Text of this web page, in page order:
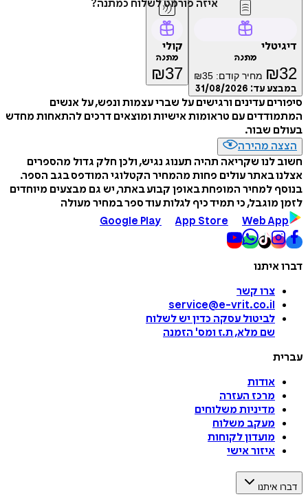
איזה פורמט לשלוח כמתנה?
דיגיטלי
מתנה
₪32 מחיר קודם: ₪35
במבצע עד: 31/08/2026
קולי
מתנה
₪37
סיפורים עדינים ורגישים על שברי עצמות ונפש, על אנשים
המתמודדים עם טראומות אישיות ומוצאים דרכים להתאחות מחדש
בעולם שבור.
הצצה מהירה
חשוב לנו שקריאה תהיה תענוג נגיש, ולכן חלק גדול מהספרים
אצלנו באתר עולים פחות מהמחיר הקטלוגי המודפס בגב הספר.
בנוסף למחיר המופחת באופן קבוע באתר, יש גם מבצעים מיוחדים
לזמן מוגבל, כי תמיד כיף לגלות עוד ספר במחיר מעולה
Google Play
App Store Web App
דברו איתנו
צרו קשר
service@e-vrit.co.il
לביטול עסקה כדין יש לשלוח
שם מלא, ת.ז ומס' הזמנה
עברית
אודות
מרכז העזרה
מדיניות משלוחים
מעקב משלוח
מועדון לקוחות
איזור אישי
דברו איתנו